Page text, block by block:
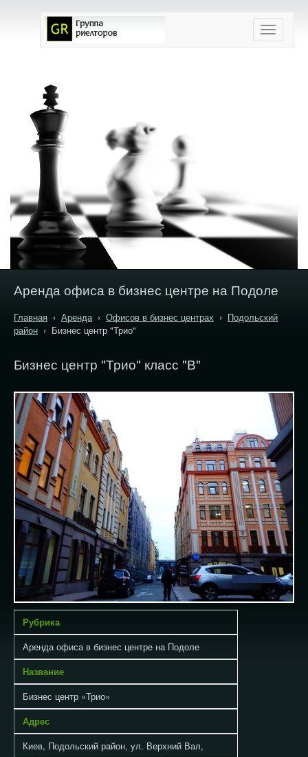
Toggle
navigation
Аренда офиса в бизнес центре на Подоле
Главная › Аренда› Офисов в бизнес центрах › Подольский
район › Бизнес центр "Трио"
Бизнес центр "Трио" класс "В"
Рубрика
Аренда офиса в бизнес центре на Подоле
Название
Бизнес центр «Трио»
Адрес
Киев, Подольский район, ул. Верхний Вал,